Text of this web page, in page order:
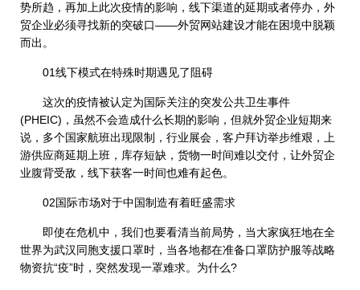
势所趋，再加上此次疫情的影响，线下渠道的延期或者停办，外
贸企业必须寻找新的突破口——外贸网站建设才能在困境中脱颖
而出。
01线下模式在特殊时期遇见了阻碍
这次的疫情被认定为国际关注的突发公共卫生事件
(PHEIC)，虽然不会造成什么长期的影响，但就外贸企业短期来
说，多个国家航班出现限制，行业展会，客户拜访举步维艰，上
游供应商延期上班，库存短缺，货物一时间难以交付，让外贸企
业腹背受敌，线下获客一时间也难有起色。
02国际市场对于中国制造有着旺盛需求
即使在危机中，我们也要看清当前局势，当大家疯狂地在全
世界为武汉同胞支援口罩时，当各地都在准备口罩防护服等战略
物资抗“疫”时，突然发现一罩难求。为什么?